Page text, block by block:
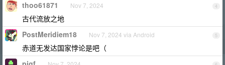
4
thoo61871 Nov 7, 2024
古代流放之地
5
PostMeridiem18 Nov 7, 2024 via Android
赤道无发达国家悖论是吧（